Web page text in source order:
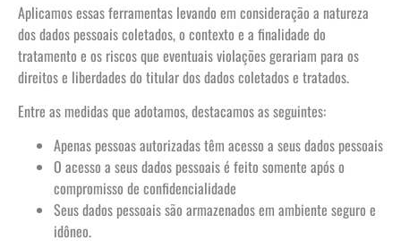
Aplicamos essas ferramentas levando em consideração a natureza
dos dados pessoais coletados, o contexto e a finalidade do
tratamento e os riscos que eventuais violações gerariam para os
direitos e liberdades do titular dos dados coletados e tratados.
Entre as medidas que adotamos, destacamos as seguintes:
Apenas pessoas autorizadas têm acesso a seus dados pessoais
O acesso a seus dados pessoais é feito somente após o
compromisso de confidencialidade
Seus dados pessoais são armazenados em ambiente seguro e
idôneo.